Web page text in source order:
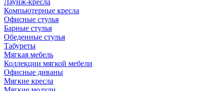
Лаунж-кресла
Компьютерные кресла
Офисные стулья
Барные стулья
Обеденные стулья
Табуреты
Мягкая мебель
Коллекции мягкой мебели
Офисные диваны
Мягкие кресла